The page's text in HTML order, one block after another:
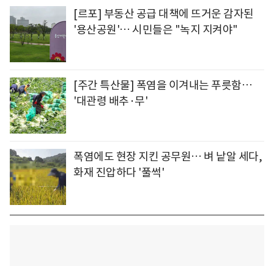
[르포] 부동산 공급 대책에 뜨거운 감자된
'용산공원'… 시민들은 "녹지 지켜야"
[주간 특산물] 폭염을 이겨내는 푸릇함…
'대관령 배추·무'
폭염에도 현장 지킨 공무원… 벼 낱알 세다,
화재 진압하다 '풀썩'